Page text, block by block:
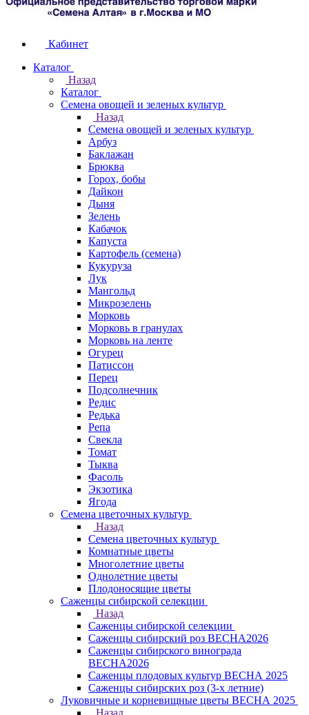
Кабинет
Каталог
Назад
Каталог
Семена овощей и зеленых культур
Назад
Семена овощей и зеленых культур
Арбуз
Баклажан
Брюква
Горох, бобы
Дайкон
Дыня
Зелень
Кабачок
Капуста
Картофель (семена)
Кукуруза
Лук
Мангольд
Микрозелень
Морковь
Морковь в гранулах
Морковь на ленте
Огурец
Патиссон
Перец
Подсолнечник
Редис
Редька
Репа
Свекла
Томат
Тыква
Фасоль
Экзотика
Ягода
Семена цветочных культур
Назад
Семена цветочных культур
Комнатные цветы
Многолетние цветы
Однолетние цветы
Плодоносящие цветы
Саженцы сибирской селекции
Назад
Саженцы сибирской селекции
Саженцы сибирский роз ВЕСНА2026
Саженцы сибирского винограда
ВЕСНА2026
Саженцы плодовых культур ВЕСНА 2025
Саженцы сибирских роз (3-х летние)
Луковичные и корневищные цветы ВЕСНА 2025
Назад